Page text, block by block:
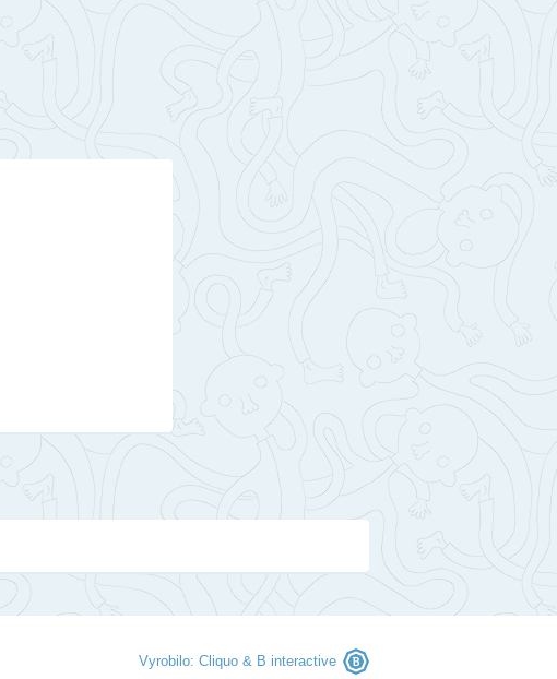
Vyrobilo: Cliquo & B interactive